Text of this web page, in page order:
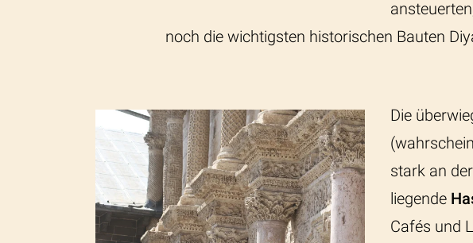
noch die wichtigsten historischen Bauten
Die
stark an
liegende
Cafés und